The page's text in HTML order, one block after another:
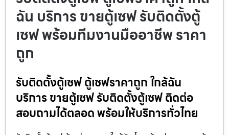
ฉัน บริการ ขายตู้เซฟ รับติดตั้งตู้
เซฟ พร้อมทีมงานมืออาชีพ ราคา
ถูก
รับติดตั้งตู้เซฟ ตู้เซฟราคาถูก ใกล้ฉัน
บริการ ขายตู้เซฟ รับติดตั้งตู้เซฟ ติดต่อ
สอบถามได้ตลอด พร้อมให้บริการทั่วไทย